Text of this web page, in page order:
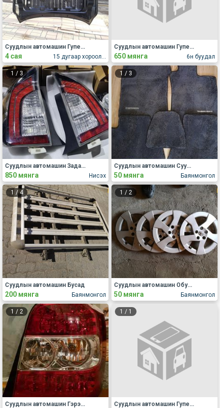
Суудлын автомашин Гупер, капот, хаалга, крылья
4 сая 6н буудал
Суудлын автомашин Гупер, капот, хаалга, крылья
650 мянга
1 / 3
Нисэх
Суудлын автомашин Задаргаа, сэлбэг
850 мянга
1 / 3
Баянмонгол
Суудлын автомашин Суудлын бүрээс, дэвсгэр
50 мянга
1 /4
Баянмонгол
Суудлын автомашин Бусад
200 мянга
1 / 2
Баянмонгол
Суудлын автомашин Обуд, дугуй
50 мянга
1 / 2
Суудлын автомашин Гэрэл, дохио, толь, ламп
1 / 1
Суудлын автомашин Гупер, капот, хаалга, крылья